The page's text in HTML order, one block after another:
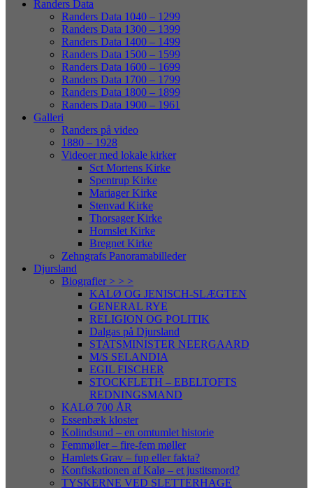
Randers Data
Randers Data 1040 – 1299
Randers Data 1300 – 1399
Randers Data 1400 – 1499
Randers Data 1500 – 1599
Randers Data 1600 – 1699
Randers Data 1700 – 1799
Randers Data 1800 – 1899
Randers Data 1900 – 1961
Galleri
Randers på video
1880 – 1928
Videoer med lokale kirker
Sct Mortens Kirke
Spentrup Kirke
Mariager Kirke
Stenvad Kirke
Thorsager Kirke
Hornslet Kirke
Bregnet Kirke
Zehngrafs Panoramabilleder
Djursland
Biografier > > >
KALØ OG JENISCH-SLÆGTEN
GENERAL RYE
RELIGION OG POLITIK
Dalgas på Djursland
STATSMINISTER NEERGAARD
M/S SELANDIA
EGIL FISCHER
STOCKFLETH – EBELTOFTS
REDNINGSMAND
KALØ 700 ÅR
Essenbæk kloster
Kolindsund – en omtumlet historie
Femmøller – fire-fem møller
Hamlets Grav – fup eller fakta?
Konfiskationen af Kalø – et justitsmord?
TYSKERNE VED SLETTERHAGE